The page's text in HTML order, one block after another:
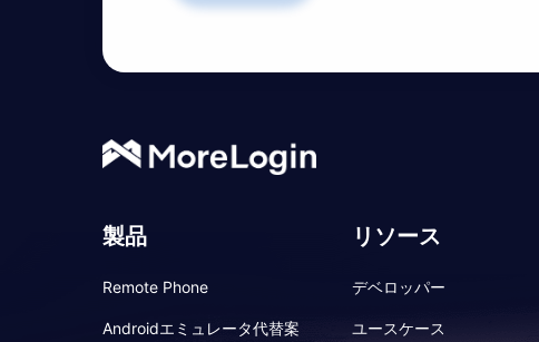
製品
Remote Phone
Androidエミュレータ代替案
リソース
デベロッパー
ユースケース